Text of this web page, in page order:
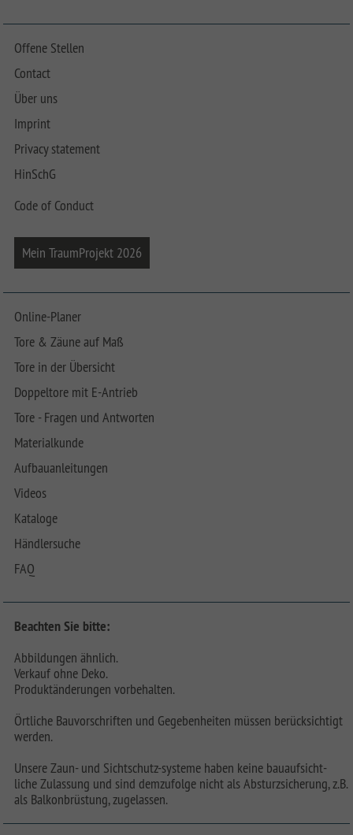
Offene Stellen
Contact
Über uns
Imprint
Privacy statement
HinSchG
Code of Conduct
Mein TraumProjekt 2026
Online-Planer
Tore & Zäune auf Maß
Tore in der Übersicht
Doppeltore mit E-Antrieb
Tore - Fragen und Antworten
Materialkunde
Aufbauanleitungen
Videos
Kataloge
Händlersuche
FAQ
Beachten Sie bitte:
Abbildungen ähnlich.
Verkauf ohne Deko.
Produktänderungen vorbehalten.
Örtliche Bauvorschriften und Gegebenheiten müssen berücksichtigt
werden.
Unsere Zaun- und Sichtschutz-systeme haben keine bauaufsicht-
liche Zulassung und sind demzufolge nicht als Absturzsicherung, z.B.
als Balkonbrüstung, zugelassen.